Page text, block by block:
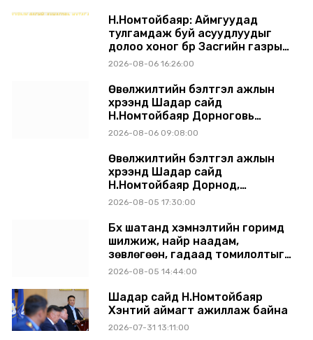
Н.Номтойбаяр: Аймгуудад
тулгамдаж буй асуудлуудыг
долоо хоног бүр Засгийн газрын
хуралдаанд танилцуулж,
2026-08-06 16:26:00
Өвөлжилтийн бэлтгэл ажлын
хүрээнд Шадар сайд
Н.Номтойбаяр Дорноговь
аймагт ажиллав
2026-08-06 09:08:00
Өвөлжилтийн бэлтгэл ажлын
хүрээнд Шадар сайд
Н.Номтойбаяр Дорнод,
Сүхбаатар аймагт ажиллав
2026-08-05 17:30:00
Бүх шатанд хэмнэлтийн горимд
шилжиж, найр наадам,
зөвлөгөөн, гадаад томилолтыг
хориглолоо
2026-08-05 14:44:00
Шадар сайд Н.Номтойбаяр
Хэнтий аймагт ажиллаж байна
2026-07-31 13:11:00